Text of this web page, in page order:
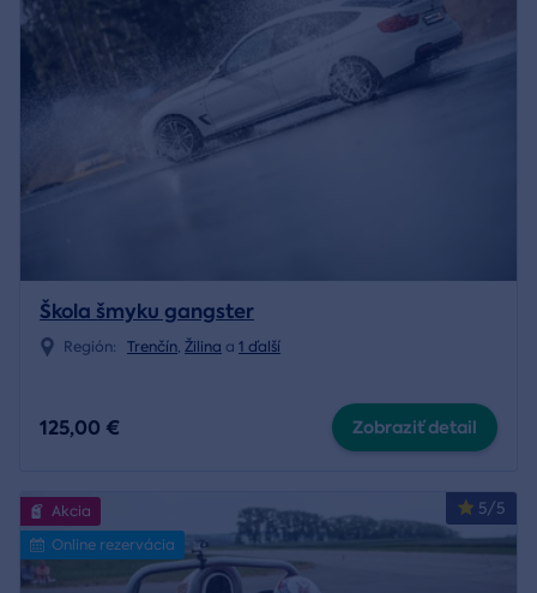
Škola šmyku gangster
Región: Trenčín, Žilina a 1 ďalší
125,00 € Zobraziť detail
5/5
Akcia
Online rezervácia